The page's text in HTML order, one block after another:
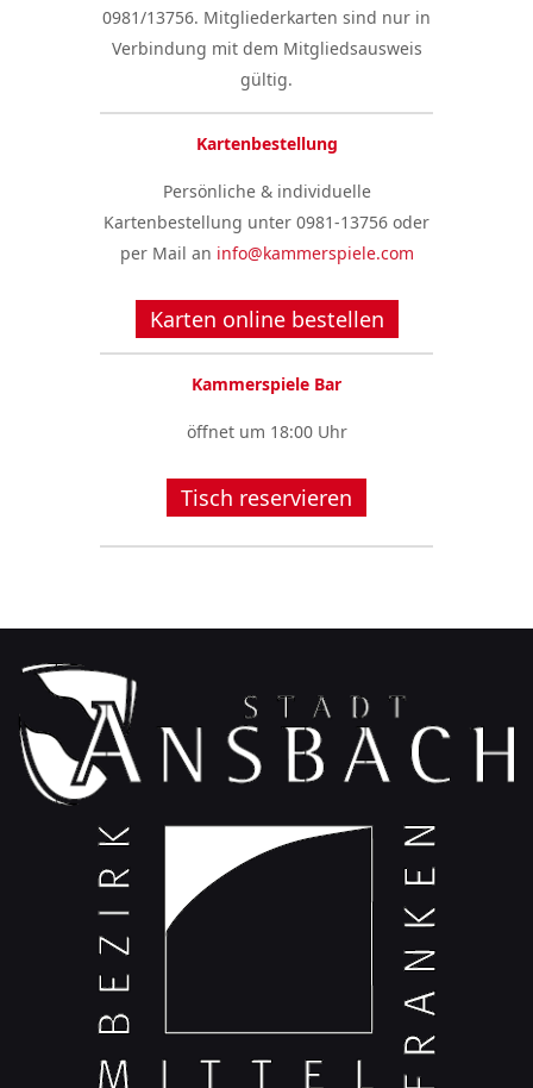
0981/13756. Mitgliederkarten sind nur in
Verbindung mit dem Mitgliedsausweis
gültig.
Kartenbestellung
Persönliche & individuelle
Kartenbestellung unter 0981-13756 oder
per Mail an info@kammerspiele.com
Karten online bestellen
Kammerspiele Bar
öffnet um 18:00 Uhr
Tisch reservieren